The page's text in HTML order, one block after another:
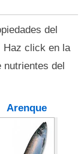
del
Haz click en la
nutrientes del
Arenque